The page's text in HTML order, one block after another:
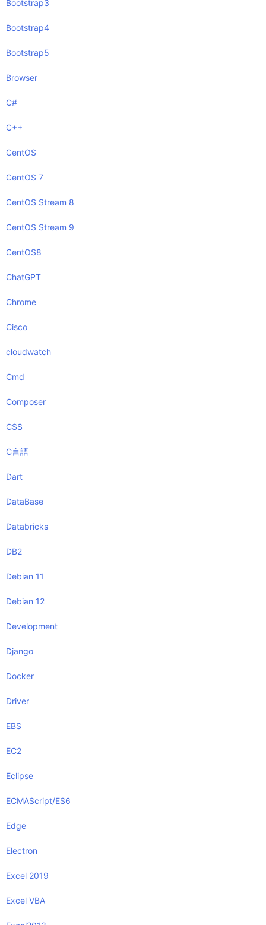
Bootstrap3
Bootstrap4
Bootstrap5
Browser
C#
C++
CentOS
CentOS 7
CentOS Stream 8
CentOS Stream 9
CentOS8
ChatGPT
Chrome
Cisco
cloudwatch
Cmd
Composer
CSS
C言語
Dart
DataBase
Databricks
DB2
Debian 11
Debian 12
Development
Django
Docker
Driver
EBS
EC2
Eclipse
ECMAScript/ES6
Edge
Electron
Excel 2019
Excel VBA